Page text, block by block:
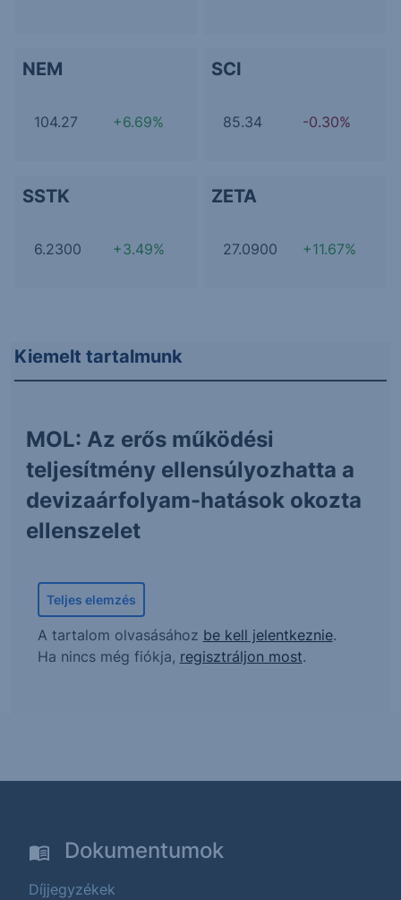
NEM
104.27 +6.69%
SCI
85.34 -0.30%
SSTK
6.2300 +3.49%
ZETA
27.0900 +11.67%
Kiemelt tartalmunk
MOL: Az erős működési
teljesítmény ellensúlyozhatta a
devizaárfolyam-hatások okozta
ellenszelet
Teljes elemzés
A tartalom olvasásához be kell jelentkeznie.
Ha nincs még fiókja, regisztráljon most.
Dokumentumok
Díjjegyzékek